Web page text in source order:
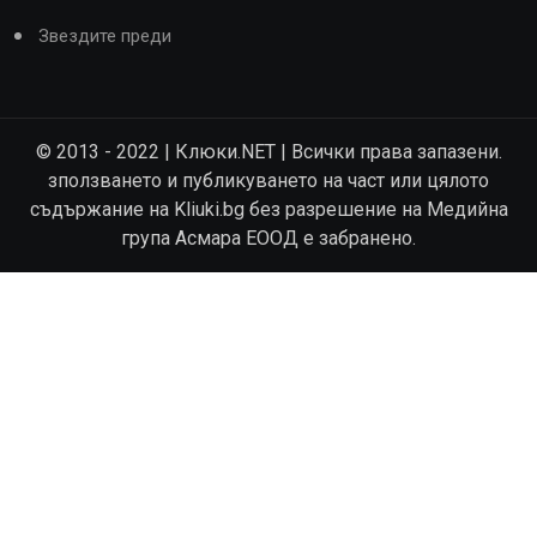
Звездите преди
© 2013 - 2022 | Клюки.NET | Всички права запазени.
зползването и публикуването на част или цялото
съдържание на Kliuki.bg без разрешение на Медийна
група Асмара ЕООД е забранено.